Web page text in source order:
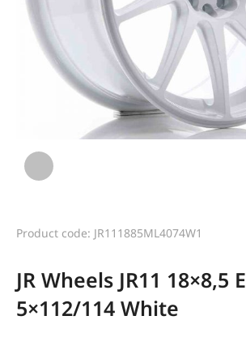
Product code: JR111885ML4074W1
JR Wheels JR11 18×8,5
5×112/114 White